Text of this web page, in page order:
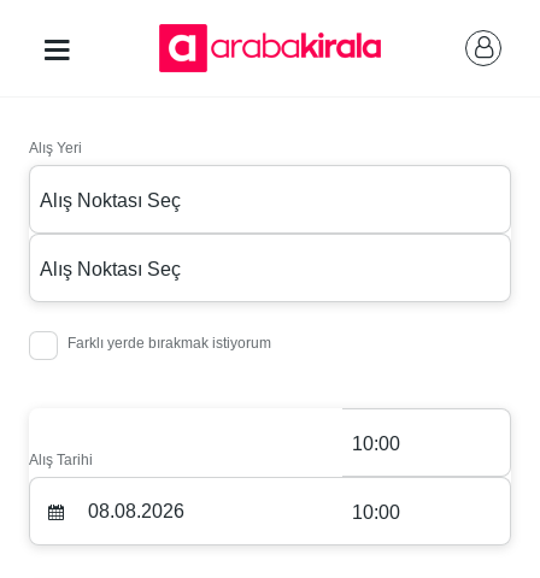
Alış Yeri
Alış Noktası Seç
Alış Noktası Seç
Farklı yerde bırakmak istiyorum
Alış Tarihi
10:00
10:00